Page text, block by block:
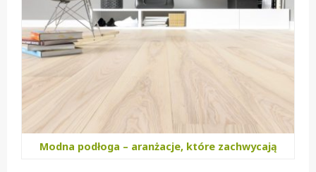
Modna podłoga – aranżacje, które zachwycają